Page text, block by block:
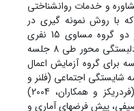
تا 10 سال مرکز مشاوره و خدمات روانشناختی
در سال 1403 بود، که با روش نمونه‏ گیری در
دسترس تعداد 30 نفر انتخاب و در دو گروه مساوی 15 نفری
جایگزین شدند. برنامه بازی درمانی دلبستگی محور طی 8 جلسه
گروه آزمایش اعمال
شایستگی اجتماعی (فلنر و
همکاران، 1990) و اشتیاق تحصیلی (فردریکز و همکاران، 2004)
پیش ‏فرض‏های آماری و